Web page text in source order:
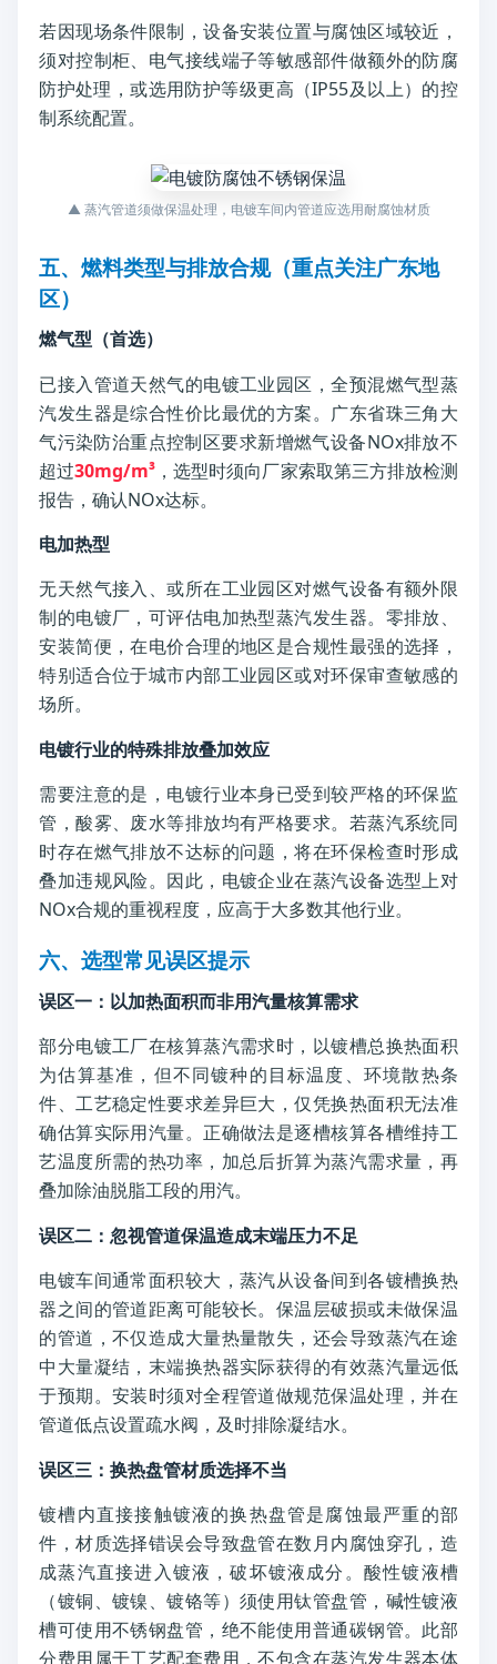
若因现场条件限制，设备安装位置与腐蚀区域较近，
须对控制柜、电气接线端子等敏感部件做额外的防腐
防护处理，或选用防护等级更高（IP55及以上）的控
制系统配置。
▲ 蒸汽管道须做保温处理，电镀车间内管道应选用耐腐蚀材质
五、燃料类型与排放合规（重点关注广东地
区）
燃气型（首选）
已接入管道天然气的电镀工业园区，全预混燃气型蒸
汽发生器是综合性价比最优的方案。广东省珠三角大
气污染防治重点控制区要求新增燃气设备NOx排放不
超过30mg/m³ ，选型时须向厂家索取第三方排放检测
报告，确认NOx达标。
电加热型
无天然气接入、或所在工业园区对燃气设备有额外限
制的电镀厂，可评估电加热型蒸汽发生器。零排放、
安装简便，在电价合理的地区是合规性最强的选择，
特别适合位于城市内部工业园区或对环保审查敏感的
场所。
电镀行业的特殊排放叠加效应
需要注意的是，电镀行业本身已受到较严格的环保监
管，酸雾、废水等排放均有严格要求。若蒸汽系统同
时存在燃气排放不达标的问题，将在环保检查时形成
叠加违规风险。因此，电镀企业在蒸汽设备选型上对
NOx合规的重视程度，应高于大多数其他行业。
六、选型常见误区提示
误区一：以加热面积而非用汽量核算需求
部分电镀工厂在核算蒸汽需求时，以镀槽总换热面积
为估算基准，但不同镀种的目标温度、环境散热条
件、工艺稳定性要求差异巨大，仅凭换热面积无法准
确估算实际用汽量。正确做法是逐槽核算各槽维持工
艺温度所需的热功率，加总后折算为蒸汽需求量，再
叠加除油脱脂工段的用汽。
误区二：忽视管道保温造成末端压力不足
电镀车间通常面积较大，蒸汽从设备间到各镀槽换热
器之间的管道距离可能较长。保温层破损或未做保温
的管道，不仅造成大量热量散失，还会导致蒸汽在途
中大量凝结，末端换热器实际获得的有效蒸汽量远低
于预期。安装时须对全程管道做规范保温处理，并在
管道低点设置疏水阀，及时排除凝结水。
误区三：换热盘管材质选择不当
镀槽内直接接触镀液的换热盘管是腐蚀最严重的部
件，材质选择错误会导致盘管在数月内腐蚀穿孔，造
成蒸汽直接进入镀液，破坏镀液成分。酸性镀液槽
（镀铜、镀镍、镀铬等）须使用钛管盘管，碱性镀液
槽可使用不锈钢盘管，绝不能使用普通碳钢管。此部
分费用属于工艺配套费用，不包含在蒸汽发生器本体